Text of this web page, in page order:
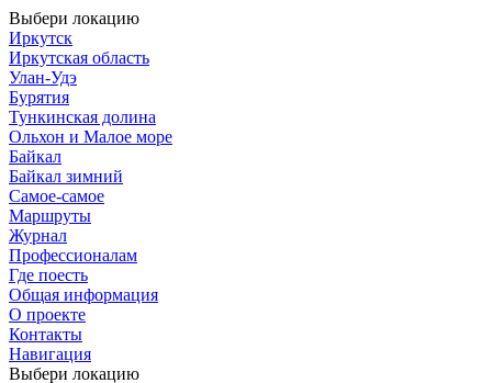
Выбери локацию
Иркутск
Иркутская область
Улан-Удэ
Бурятия
Тункинская долина
Ольхон и Малое море
Байкал
Байкал зимний
Самое-самое
Маршруты
Журнал
Профессионалам
Где поесть
Общая информация
О проекте
Контакты
Навигация
Выбери локацию